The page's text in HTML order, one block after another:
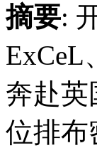
摘要:
ExCeL
奔赴英
位排布